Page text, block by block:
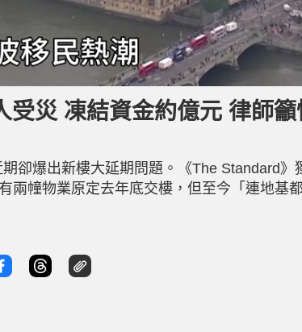
災 凍結資金約億元 律師
卻爆出新樓大延期問題。《The Standard》
兩幢物業原定去年底交樓，但至今「連地基
者，單是首期資金估計凍結1億港元。記者追
實施嚴格《建築安全法》（B